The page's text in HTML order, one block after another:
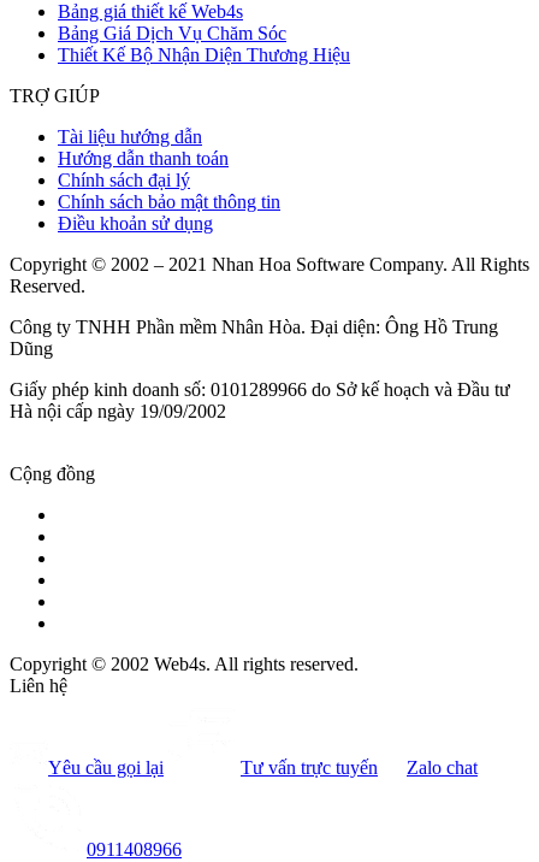
Bảng giá thiết kế Web4s
Bảng Giá Dịch Vụ Chăm Sóc
Thiết Kế Bộ Nhận Diện Thương Hiệu
TRỢ GIÚP
Tài liệu hướng dẫn
Hướng dẫn thanh toán
Chính sách đại lý
Chính sách bảo mật thông tin
Điều khoản sử dụng
Copyright © 2002 – 2021 Nhan Hoa Software Company. All Rights
Reserved.
Công ty TNHH Phần mềm Nhân Hòa. Đại diện: Ông Hồ Trung
Dũng
Giấy phép kinh doanh số: 0101289966 do Sở kế hoạch và Đầu tư
Hà nội cấp ngày 19/09/2002
Cộng đồng
Copyright © 2002 Web4s. All rights reserved.
Liên hệ
Yêu cầu gọi lại Tư vấn trực tuyến Zalo chat
0911408966